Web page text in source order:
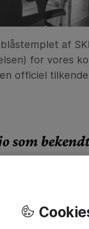
af
for vores
officiel
som
milepæl